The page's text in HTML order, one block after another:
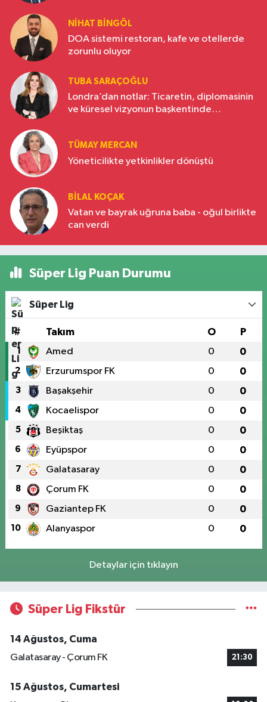
NIHAT BINGÖL
DOA sistemi restoran, kafe ve otellerde
zorunlu oluyor
TUBA SARAÇOĞLU
Londra’dan notlar: Ticaretin, diplomasinin
ve küresel vizyonun başkentinde
TÜMAY MERCAN
Yöneticilikte yetkinlikler dönüştü
BILAL KOÇAK
Vatan ve bayrak uğruna baba - oğul birlikte
can verdi
Süper Lig Puan Durumu
Süper Lig
# Takım O P
1 Amed 0 0
2 Erzurumspor FK 0 0
3 Başakşehir 0 0
4 Kocaelispor 0 0
5 Beşiktaş 0 0
6 Eyüpspor 0 0
7 Galatasaray 0 0
8 Çorum FK 0 0
9 Gaziantep FK 0 0
10 Alanyaspor 0 0
Detaylar için tıklayın
Süper Lig Fikstür
14 Ağustos, Cuma
Galatasaray - Çorum FK
21:30
15 Ağustos, Cumartesi